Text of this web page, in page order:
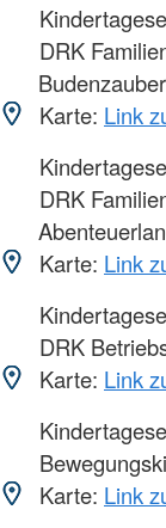
DRK
Budenzauber
Karte: Link
DRK
Karte: Link
DRK
Karte: Link
Karte: Link